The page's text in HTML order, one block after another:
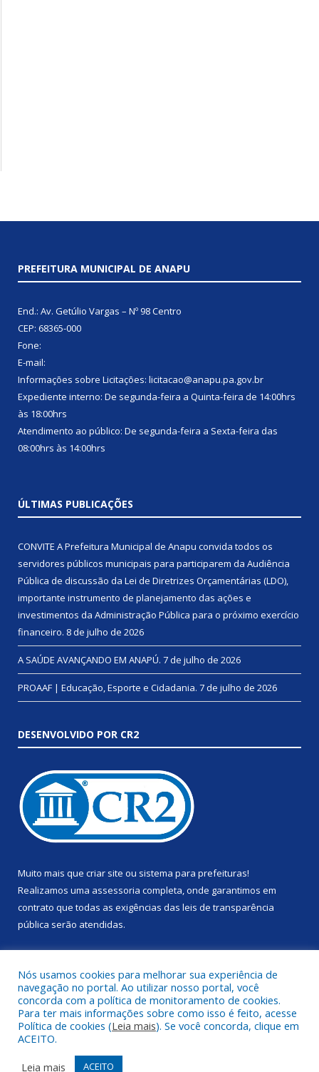
PREFEITURA MUNICIPAL DE ANAPU
End.: Av. Getúlio Vargas – Nº 98 Centro
CEP: 68365-000
Fone:
E-mail:
Informações sobre Licitações: licitacao@anapu.pa.gov.br
Expediente interno: De segunda-feira a Quinta-feira de 14:00hrs
às 18:00hrs
Atendimento ao público: De segunda-feira a Sexta-feira das
08:00hrs às 14:00hrs
ÚLTIMAS PUBLICAÇÕES
CONVITE A Prefeitura Municipal de Anapu convida todos os
servidores públicos municipais para participarem da Audiência
Pública de discussão da Lei de Diretrizes Orçamentárias (LDO),
importante instrumento de planejamento das ações e
investimentos da Administração Pública para o próximo exercício
financeiro. 8 de julho de 2026
A SAÚDE AVANÇANDO EM ANAPÚ. 7 de julho de 2026
PROAAF | Educação, Esporte e Cidadania. 7 de julho de 2026
DESENVOLVIDO POR CR2
Muito mais que criar site ou sistema para prefeituras!
Realizamos uma assessoria completa, onde garantimos em
contrato que todas as exigências das leis de transparência
pública serão atendidas.
Todos os direitos reservados a Prefeitura Municipal de Anapu.
Mapa do Site Acessar Área Administrativa
Nós usamos cookies para melhorar sua experiência de
navegação no portal. Ao utilizar nosso portal, você
concorda com a política de monitoramento de cookies.
Para ter mais informações sobre como isso é feito, acesse
Política de cookies (Leia mais). Se você concorda, clique em
ACEITO.
Leia mais
ACEITO